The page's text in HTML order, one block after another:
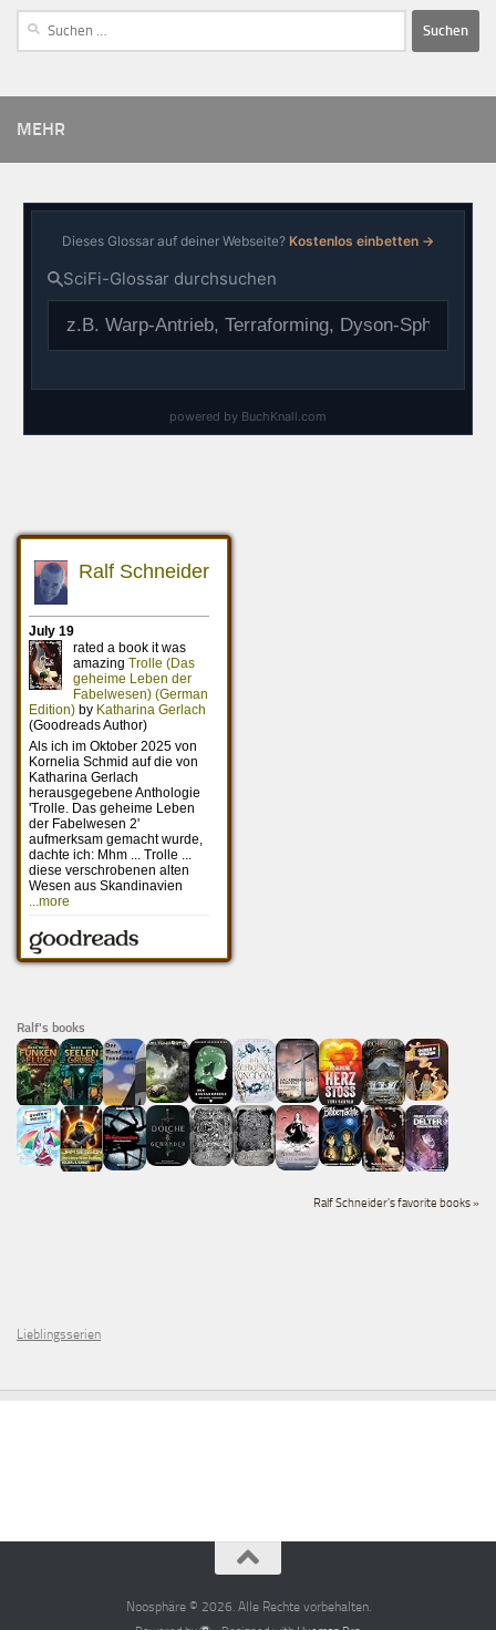
MEHR
Ralf's books
Ralf Schneider's favorite books »
Lieblingsserien
Noosphäre © 2026. Alle Rechte vorbehalten.